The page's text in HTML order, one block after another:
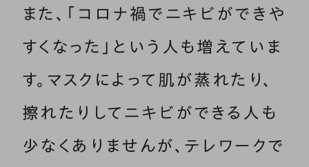
また、「コロナ禍でニキビができや
すくなった」という人も増えていま
す。マスクによって肌が蒸れたり、
擦れたりしてニキビができる人も
少なくありませんが、テレワークで